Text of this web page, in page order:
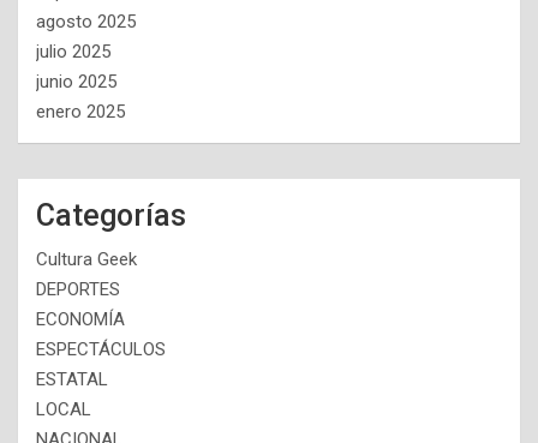
agosto 2025
julio 2025
junio 2025
enero 2025
Categorías
Cultura Geek
DEPORTES
ECONOMÍA
ESPECTÁCULOS
ESTATAL
LOCAL